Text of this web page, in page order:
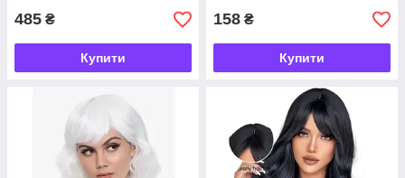
485 ₴
Купити
158 ₴
Купити